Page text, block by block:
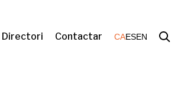
Directori Contactar CAESEN